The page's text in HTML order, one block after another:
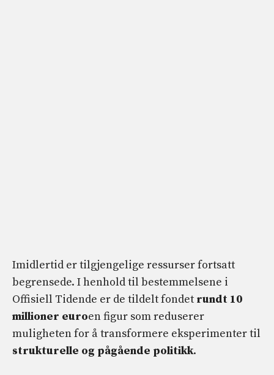
Imidlertid er tilgjengelige ressurser fortsatt
begrensede. I henhold til bestemmelsene i
Offisiell Tidende er de tildelt fondet rundt 10
millioner euroen figur som reduserer
muligheten for å transformere eksperimenter til
strukturelle og pågående politikk.